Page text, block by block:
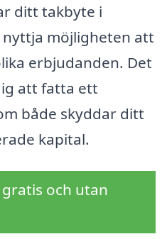
ditt takbyte i
möjligheten att
erbjudanden. Det
att fatta ett
både skyddar ditt
kapital.
och utan